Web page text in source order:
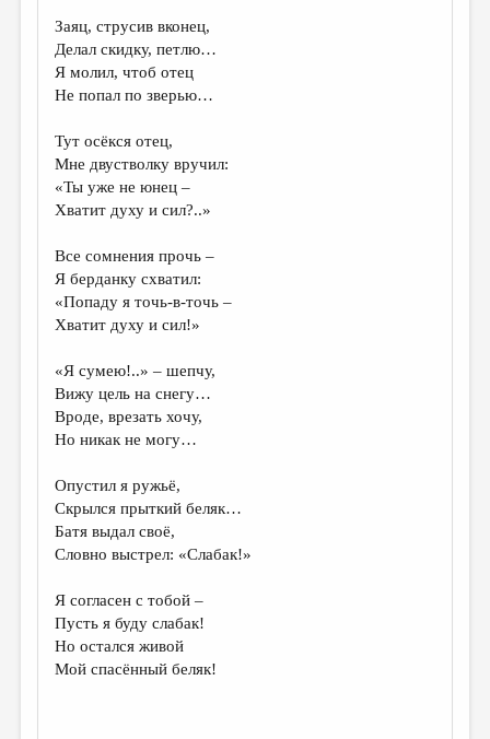
Заяц, струсив вконец,
Делал скидку, петлю…
Я молил, чтоб отец
Не попал по зверью…
Тут осёкся отец,
Мне двустволку вручил:
«Ты уже не юнец –
Хватит духу и сил?..»
Все сомнения прочь –
Я берданку схватил:
«Попаду я точь-в-точь –
Хватит духу и сил!»
«Я сумею!..» – шепчу,
Вижу цель на снегу…
Вроде, врезать хочу,
Но никак не могу…
Опустил я ружьё,
Скрылся прыткий беляк…
Батя выдал своё,
Словно выстрел: «Слабак!»
Я согласен с тобой –
Пусть я буду слабак!
Но остался живой
Мой спасённый беляк!